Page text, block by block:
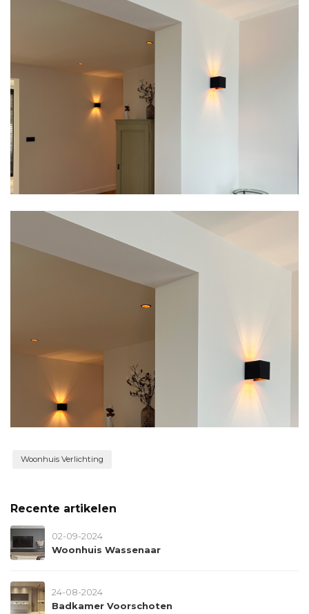
Woonhuis Verlichting
Recente artikelen
02-09-2024
Woonhuis Wassenaar
24-08-2024
Badkamer Voorschoten